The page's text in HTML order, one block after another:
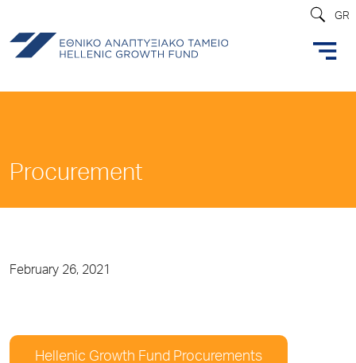
GR
Procurement
February 26, 2021
Hellenic Growth Fund Procurements